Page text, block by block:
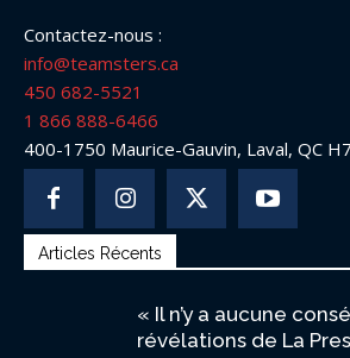
Contactez-nous :
info@teamsters.ca
450 682-5521
1 866 888-6466
400-1750 Maurice-Gauvin, Laval, QC
Articles Récents
« Il n’y a aucune
révélations de La